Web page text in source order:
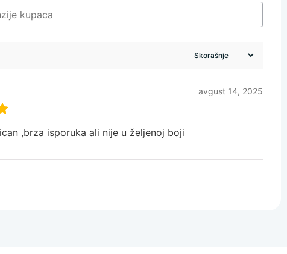
avgust 14, 2025
,brza isporuka ali nije u željenoj boji